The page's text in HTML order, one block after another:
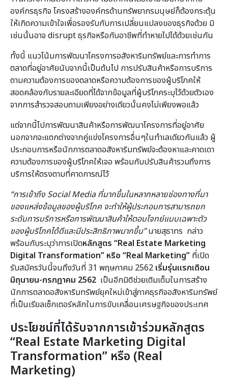
องค์กรธุรกิจ โครงสร้างองค์กรด้านทรัพยากรมนุษย์ก็ต้องกระตุ้น
ให้เกิดความเข้าใจเพื่อรองรับกับการเปลี่ยนแปลงของธุรกิจด้วย มิ
เช่นนั้นอาจ disrupt ธุรกิจหรือกับอาชีพที่ทำหายไปได้ด้วยเช่นกัน
ทั้งนี้ แนวโน้มการพัฒนาโครงการอสังหาริมทรัพย์และการทำการ
ตลาดที่อยู่อาศัยนับจากนี้เป็นต้นไป การปรับสินค้าหรือการบริการ
ตามความต้องการของตลาดหรือความต้องการของผู้บริโภคให้
สอดคล้องกับรายละเอียดที่ได้จากข้อมูลที่ผู้บริโภคระบุไว้ด้วยตัวเอง
จากการสำรวจสอบถามเพียงอย่างเดียวนั้นคงไม่เพียงพอแล้ว
แต่จากนี้ไปการพัฒนาสินค้าหรือการพัฒนาโครงการที่อยู่อาศัย
นอกจากจะแตกต่างจากคู่แข่งโครงการอื่นๆในทำเลเดียวกันแล้ว ผู้
ประกอบการหรือนักการตลาดอสังหาริมทรัพย์จะต้องหาและคาดเดา
ความต้องการของผู้บริโภคให้เจอ พร้อมกับปรับสินค้ารวมถึงการ
บริการให้ตรงตามที่คาดการณ์ไว้
“การเข้าถึง Social Media ที่มากขึ้นในหลากหลายช่องทางที่มา
ของแหล่งข้อมูลของผู้บริโภค จะทำให้ผู้ประกอบการสามารถยก
ระดับการบริการหรือการพัฒนาสินค้าให้ตอบโจทย์แบบเฉพาะตัว
ของผู้บริโภคได้ดีและมีประสิทธิภาพมากขึ้น”นายสุธาทร กล่าว
พร้อมกับระบุว่าการเปิดหลักสูตร “Real Estate Marketing
Digital Transformation” หรือ “Real Marketing” ที่เปิด
รับสมัครวันนี้จนถึงวันที่ 31 พฤษภาคม 2562 เริ่มรุ่นแรกเดือน
มิถุนายน-กรกฎาคม 2562 เป็นอีกมิติช่วยเติมเต็มในการสร้าง
นักการตลาดอสังหาริมทรัพย์ยุคใหม่เข้าสู่ภาคธุรกิจอสังหาริมทรัพย์
ที่เป็นเรียลเซ็กเตอร์หลักในการขับเคลื่อนเศรษฐกิจของประเทศ
ประโยชน์ที่ได้รับจากการเข้าร่วมหลักสูตร
“Real Estate Marketing Digital
Transformation” หรือ (Real
Marketing)